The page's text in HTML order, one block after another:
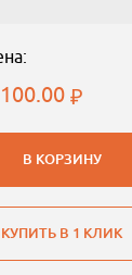
В КОРЗИНУ
КУПИТЬ В 1 КЛИК